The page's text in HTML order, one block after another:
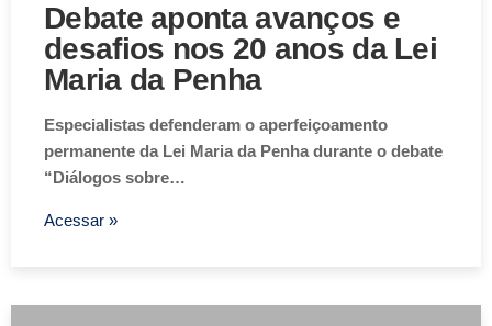
Debate aponta avanços e
desafios nos 20 anos da Lei
Maria da Penha
Especialistas defenderam o aperfeiçoamento
permanente da Lei Maria da Penha durante o debate
“Diálogos sobre…
Acessar »